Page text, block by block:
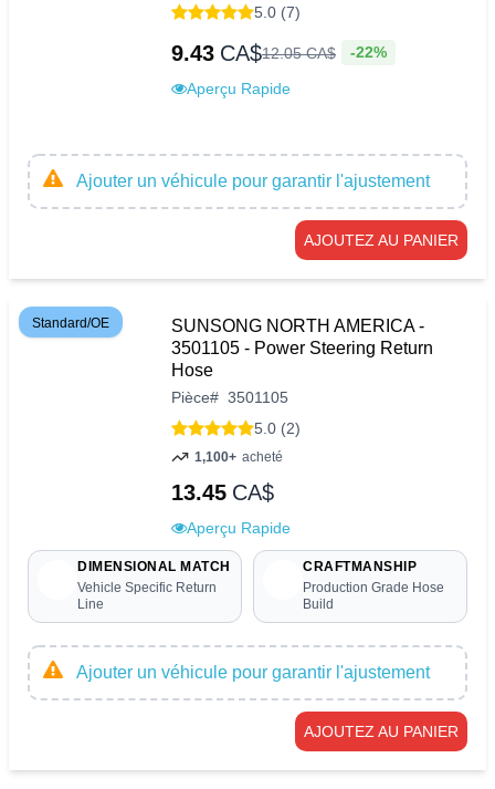
5.0 (7)
9.43 CA$12.05CA$ -22%
Aperçu Rapide
Ajouter un véhicule pour garantir l'ajustement
AJOUTEZ AU PANIER
Standard/OE
SUNSONG NORTH AMERICA -
3501105 - Power Steering Return
Hose
Pièce# 3501105
5.0 (2)
1,100+ acheté
13.45 CA$
Aperçu Rapide
DIMENSIONAL MATCH
Vehicle Specific Return
Line
CRAFTMANSHIP
Production Grade Hose
Build
Ajouter un véhicule pour garantir l'ajustement
AJOUTEZ AU PANIER